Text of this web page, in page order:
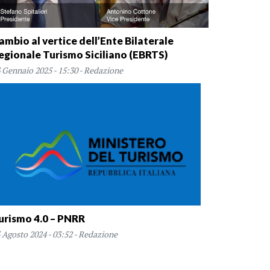
al vertice dell’Ente Bilaterale
Turismo Siciliano (EBRTS)
Gennaio 2025 - 15:30 - Redazione
4.0 – PNRR
Agosto 2024 - 03:52 - Redazione